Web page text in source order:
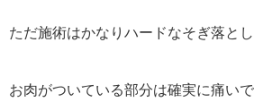
ただ施術はかなりハードなそぎ落とし
お肉がついている部分は確実に痛い